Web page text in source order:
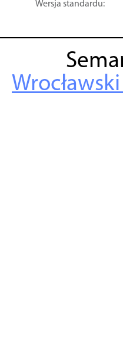
Wersja standardu: